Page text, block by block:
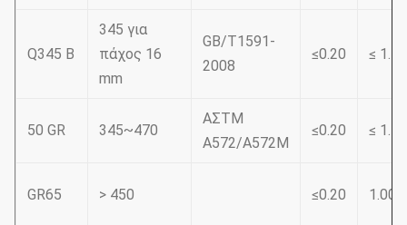
Q345 Β
345 για
πάχος 16
mm
GB/T1591-
2008
≤0.20 ≤ 1.70
50 GR 345~470
ΑΣTM
A572/A572M
≤0.20 ≤ 1.50
GR65 > 450 ≤0.20